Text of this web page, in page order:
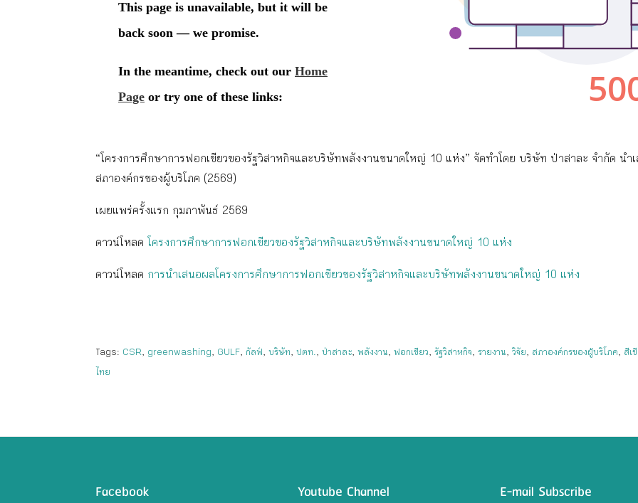
“โครงการศึกษาการฟอกเขียวของรัฐวิสาหกิจและบริษัทพลังงานขนาดใหญ่ 10 แห่ง” จัดทำโดย บริษัท ป่าสาละ จำกัด นำ
สภาองค์กรของผู้บริโภค (2569)
เผยแพร่ครั้งแรก กุมภาพันธ์ 2569
ดาวน์โหลด โครงการศึกษาการฟอกเขียวของรัฐวิสาหกิจและบริษัทพลังงานขนาดใหญ่ 10 แห่ง
ดาวน์โหลด การนำเสนอผลโครงการศึกษาการฟอกเขียวของรัฐวิสาหกิจและบริษัทพลังงานขนาดใหญ่ 10 แห่ง
Tags: CSR, greenwashing, GULF,กัลฟ์,บริษัท,ปตท.,ป่าสาละ,พลังงาน,ฟอกเขียว,รัฐวิสาหกิจ,รายงาน,วิจัย, สภาองค์กรของผู้บริโภค, สีเ
ไทย
Facebook Youtube Channel E-mail Subscribe